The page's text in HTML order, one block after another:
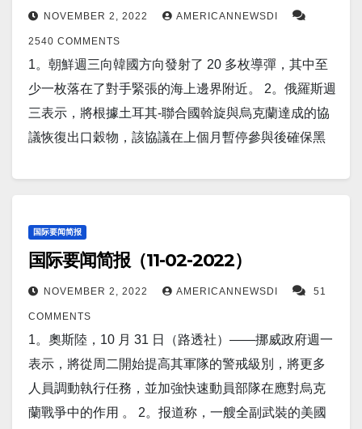
午，美國國務院伊朗問題特使羅伯特·馬利在卡內基基
對伊朗的態度及其核能力。 據美國有線電視新聞網的
詹妮弗·漢斯勒報導，馬利表示，美國目前仍致力於通
過外交手段防止伊朗擁有核武器。 5。据报道，加利福
尼亞海岸附近的北太平洋周三發生6 級地震。 6。華盛
獲取有關一名新加坡商人的信息，該商人已被司法部
美國國防部長勞埃德奧斯汀週四表示，朝鮮對美國或
其盟國的任何核攻擊都將“導致金氏政權的終結”。相
敗。 8。俄羅斯周三（11 月 2 日）向太空發射了一顆
可能的導彈探測衛星，因為該國加強了關於攻擊烏克
蘭上空美國衛星的言論。據路透社報導，美國東部時
間凌晨 1 點 48 分與衛星一起發射的是一枚聯
盟 2.1b 中型火箭，其用途尚未正式披露。 9。兩位耶
魯大學教授當選美國國家醫學院院士。Saad
NOVEMBER 2, 2022 AMERICANNEWSDI
2540 COMMENTS
1。朝鮮週三向韓國方向發射了 20 多枚導彈，其中至
少一枚落在了對手緊張的海上邊界附近。 2。俄羅斯週
三表示，將根據土耳其-聯合國斡旋與烏克蘭達成的協
議恢復出口穀物，該協議在上個月暫停參與後確保黑
亞裔美國人的擁護者樂觀地認為，最高法院將對使用
種族錄取的大學做出裁決，並一勞永逸地結束這種做
法。 5。英國首相里希·蘇納克（Rishi Sunak）放棄了
宣布，他實際上將在度假勝地沙姆沙伊赫與世界各國
領導人會面。 6。隨著以色列86% 的選票被統計，所
有跡像都表明本傑明·內塔尼亞胡及其右翼政黨集團將
大獲全勝。 7。2022 年 FIFA 世界杯預選賽球隊分组如
国际要闻简报
国际要闻简报（11-02-2022）
NOVEMBER 2, 2022 AMERICANNEWSDI 51
COMMENTS
1。奧斯陸，10 月 31 日（路透社）——挪威政府週一
表示，將從周二開始提高其軍隊的警戒級別，將更多
人員調動執行任務，並加強快速動員部隊在應對烏克
蘭戰爭中的作用 。 2。报道称，一艘全副武裝的美國